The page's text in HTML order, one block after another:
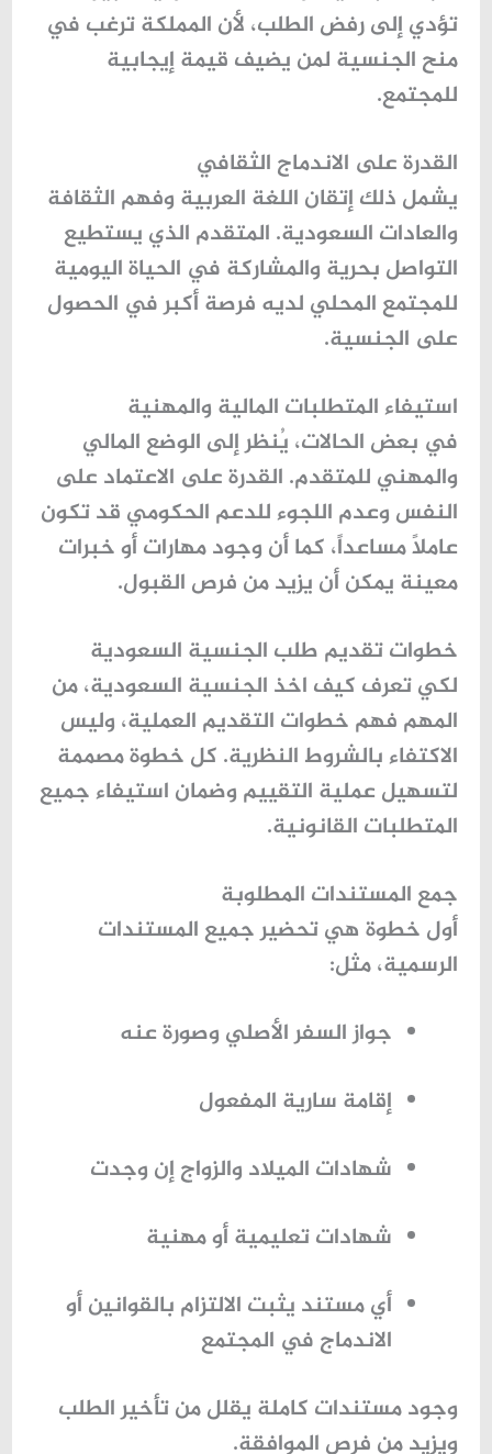
تؤدي إلى رفض الطلب، لأن المملكة ترغب في
منح الجنسية لمن يضيف قيمة إيجابية
للمجتمع.
القدرة على الاندماج الثقافي
يشمل ذلكإتقان اللغة العربية وفهم الثقافة
والعادات السعودية. المتقدم الذي يستطيع
التواصل بحرية والمشاركة في الحياة اليومية
للمجتمع المحلي لديه فرصة أكبر في الحصول
على الجنسية.
استيفاء المتطلبات المالية والمهنية
في بعض الحالات، يُنظر إلى الوضع المالي
والمهني للمتقدم. القدرة على الاعتماد على
النفس وعدم اللجوء للدعم الحكومي قد تكون
عاملاً مساعداً، كما أن وجود مهارات أو خبرات
معينة يمكن أن يزيد من فرص القبول.
خطوات تقديم طلب الجنسية السعودية
لكي تعرف كيف اخذ الجنسية السعودية، من
المهم فهم خطوات التقديم العملية، وليس
الاكتفاء بالشروط النظرية. كل خطوة مصممة
لتسهيل عملية التقييم وضمان استيفاء جميع
المتطلبات القانونية.
جمع المستندات المطلوبة
أول خطوة هي تحضير جميع المستندات
الرسمية، مثل:
جواز السفر الأصلي وصورة عنه
إقامة سارية المفعول
شهادات الميلاد والزواج إن وجدت
شهادات تعليمية أو مهنية
أي مستند يثبت الالتزام بالقوانين أو
الاندماج في المجتمع
وجود مستندات كاملة يقلل من تأخير الطلب
ويزيد من فرص الموافقة.